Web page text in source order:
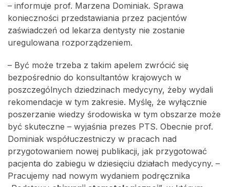
– informuje prof. Marzena Dominiak. Sprawa
konieczności przedstawiania przez pacjentów
zaświadczeń od lekarza dentysty nie zostanie
uregulowana rozporządzeniem.
– Być może trzeba z takim apelem zwrócić się
bezpośrednio do konsultantów krajowych w
poszczególnych dziedzinach medycyny, żeby wydali
rekomendacje w tym zakresie. Myślę, że wyłącznie
poszerzanie wiedzy środowiska w tym obszarze może
być skuteczne – wyjaśnia prezes PTS. Obecnie prof.
Dominiak współuczestniczy w pracach nad
przygotowaniem nowej publikacji, jak przygotować
pacjenta do zabiegu w dziesięciu działach medycyny. –
Pracujemy nad nowym wydaniem podręcznika